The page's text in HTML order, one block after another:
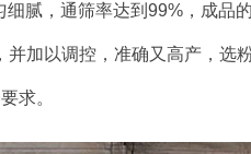
腻，通筛率达到99%，成品
加以调控，准确又高产，选
求。